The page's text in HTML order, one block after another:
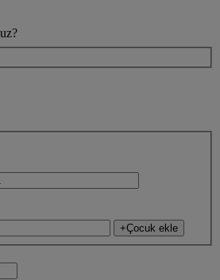
+Çocuk ekle